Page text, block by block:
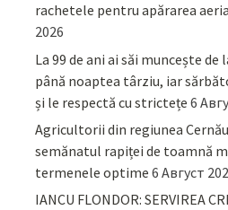
rachetele pentru apărarea
2026
La 99 de ani ai săi muncește
până noaptea târziu, iar
și le respectă cu strictețe 6
Agricultorii din regiunea
semănatul rapiței de toamnă
termenele optime 6 Август
IANCU FLONDOR: SERVIREA